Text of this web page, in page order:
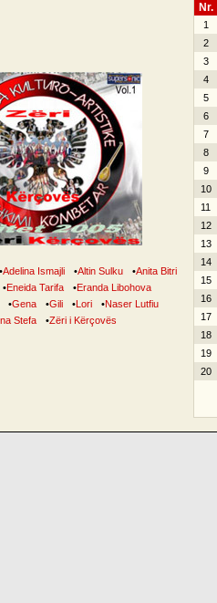
•Adelina Ismajli •Altin Sulku •Anita Bitri
•Eneida Tarifa •Eranda Libohova
•Gena •Gili •Lori •Naser Lutfiu
Stefa •Zëri i Kërçovës
Nr.
1
2
3
4
5
6
7
8
9
10
11
12
13
14
15
16
17
18
19
20